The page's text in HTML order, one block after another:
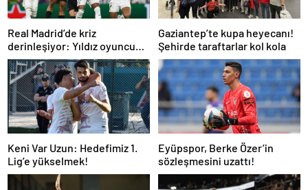
Real Madrid’de kriz
derinleşiyor: Yıldız oyuncu
takıma dönmek istemiyor
Gaziantep’te kupa heyecanı!
Şehirde taraftarlar kol kola
Keni Var Uzun: Hedefimiz 1.
Lig’e yükselmek!
Eyüpspor, Berke Özer’in
sözleşmesini uzattı!